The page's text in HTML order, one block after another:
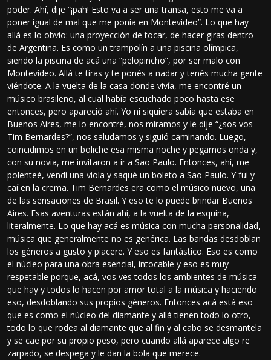
poder. Ahí, dije “¡pah! Esto va a ser una transa, esto me va a
poner igual de mal que me ponía en Montevideo”. Lo que hay
allá es lo obvio: una proyección de tocar, de hacer giras dentro
de Argentina. Es como un trampolín a una piscina olímpica,
siendo la piscina de acá una “pelopincho”, por ser malo con
Montevideo. Allá te tiras y te ponés a nadar y tenés mucha gente
viéndote. A la vuelta de la casa donde vivía, me encontré un
músico brasileño, al cual había escuchado poco hasta ese
entonces, pero apareció ahí. Yo ni siquiera sabía que estaba en
Buenos Aires, me lo encontré, nos miramos y le dije “¿sos vos
Tim Bernardes?”, nos saludamos y siguió caminando. Luego,
coincidimos en un boliche esa misma noche y pegamos onda y,
con su novia, me invitaron a ir a Sao Paulo. Entonces, ahí, me
polenteé, vendí una viola y saqué un boleto a Sao Paulo. Y fui y
caí en la crema. Tim Bernardes era como el músico nuevo, una
de las sensaciones de Brasil. Y eso te lo puede brindar Buenos
Aires. Esas aventuras están ahí, a la vuelta de la esquina,
literalmente. Lo que hay acá es música con mucha personalidad,
música que generalmente no es genérica. Las bandas desdoblan
los géneros a gusto y piacere. Y eso es fantástico. Eso es como
el núcleo para una obra esencial, intocable y eso es muy
respetable porque, acá, vos ves todos los ambientes de música
que hay y todos lo hacen por amor total a la música y haciendo
eso, desdoblando sus propios géneros. Entonces acá está eso
que es como el núcleo del diamante y allá tienen todo lo otro,
todo lo que rodea al diamante que al fin y al cabo se desmantela
y se cae por su propio peso, pero cuando allá aparece algo re
zarpado, se despega y le dan la bola que merece.